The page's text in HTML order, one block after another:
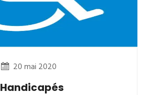
20 mai 2020
Handicapés